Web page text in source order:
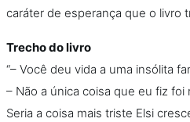
caráter de esperança que o livro
Trecho do livro
“– Você deu vida a uma insólita
– Não a única coisa que eu fiz
Seria a coisa mais triste Elsi